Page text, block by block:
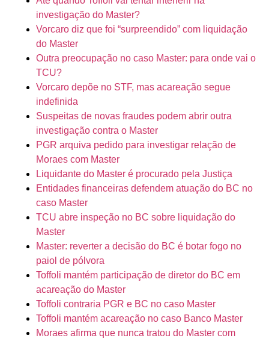
investigação do Master?
Vorcaro diz que foi “surpreendido” com liquidação
do Master
Outra preocupação no caso Master: para onde vai o
TCU?
Vorcaro depõe no STF, mas acareação segue
indefinida
Suspeitas de novas fraudes podem abrir outra
investigação contra o Master
PGR arquiva pedido para investigar relação de
Moraes com Master
Liquidante do Master é procurado pela Justiça
Entidades financeiras defendem atuação do BC no
caso Master
TCU abre inspeção no BC sobre liquidação do
Master
Master: reverter a decisão do BC é botar fogo no
paiol de pólvora
Toffoli mantém participação de diretor do BC em
acareação do Master
Toffoli contraria PGR e BC no caso Master
Toffoli mantém acareação no caso Banco Master
Moraes afirma que nunca tratou do Master com